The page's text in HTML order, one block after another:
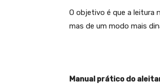
O objetivo é que a leitura
mas de um modo mais
Manual prático do